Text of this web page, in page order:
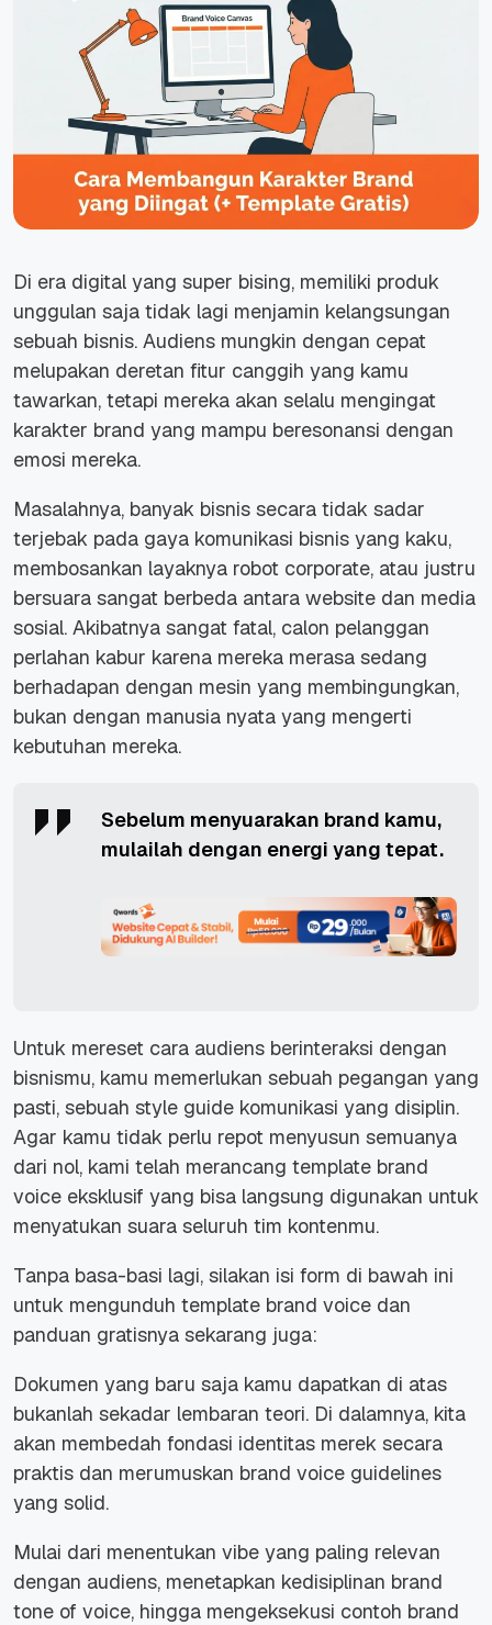
Di era digital yang super bising, memiliki produk
unggulan saja tidak lagi menjamin kelangsungan
sebuah bisnis. Audiens mungkin dengan cepat
melupakan deretan fitur canggih yang kamu
tawarkan, tetapi mereka akan selalu mengingat
karakter brand yang mampu beresonansi dengan
emosi mereka.
Masalahnya, banyak bisnis secara tidak sadar
terjebak pada gaya komunikasi bisnis yang kaku,
membosankan layaknya robot corporate, atau justru
bersuara sangat berbeda antara website dan media
sosial. Akibatnya sangat fatal, calon pelanggan
perlahan kabur karena mereka merasa sedang
berhadapan dengan mesin yang membingungkan,
bukan dengan manusia nyata yang mengerti
kebutuhan mereka.
Sebelum menyuarakan brand kamu,
mulailah dengan energi yang tepat.
Untuk mereset cara audiens berinteraksi dengan
bisnismu, kamu memerlukan sebuah pegangan yang
pasti, sebuah style guide komunikasi yang disiplin.
Agar kamu tidak perlu repot menyusun semuanya
dari nol, kami telah merancang template brand
voice eksklusif yang bisa langsung digunakan untuk
menyatukan suara seluruh tim kontenmu.
Tanpa basa-basi lagi, silakan isi form di bawah ini
untuk mengunduh template brand voice dan
panduan gratisnya sekarang juga:
Dokumen yang baru saja kamu dapatkan di atas
bukanlah sekadar lembaran teori. Di dalamnya, kita
akan membedah fondasi identitas merek secara
praktis dan merumuskan brand voice guidelines
yang solid.
Mulai dari menentukan vibe yang paling relevan
dengan audiens, menetapkan kedisiplinan brand
tone of voice, hingga mengeksekusi contoh brand